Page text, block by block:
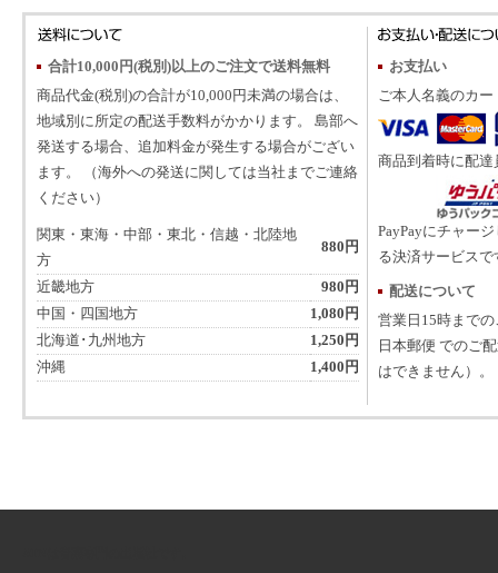
合計10,000円(税別)以上のご注文で送料無料
商品代金(税別)の合計が10,000円未満の場合は、
地域別に所定の配送手数料がかかります。 島部へ
発送する場合、追加料金が発生する場合がござい
ます。 （海外への発送に関しては当社までご連絡
ください）
関東・東海・中部・東北・信越・北陸地
方
880円
近畿地方
980円
中国・四国地方
1,080円
北海道･九州地方
1,250円
沖縄
1,400円
お支払い
ご本人名義のカ
商品到着時に配
PayPayにチャー
る決済サービスで
配送について
営業日15時まで
日本郵便 でのご
はできません）。